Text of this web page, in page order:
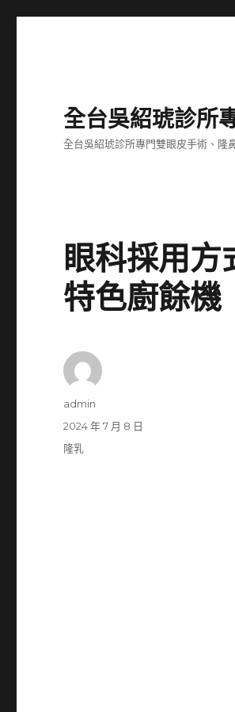
全台吳紹琥診所
全台吳紹琥診所專門雙眼皮手術、隆
眼科採用
特色廚餘機
作
admin
發
佈
2024 年 7 月 8 日
分
隆乳